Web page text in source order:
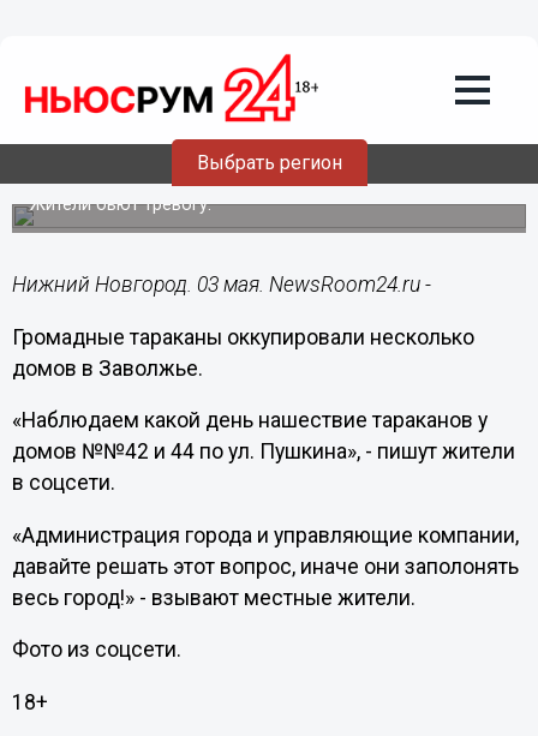
Выбрать регион
03.05.201720:33
В Заволжье наблюдается нашествие
Жители бьют тревогу.
Нижний Новгород. 03 мая. NewsRoom24.ru -
Громадные тараканы оккупировали несколько
домов в Заволжье.
«Наблюдаем какой день нашествие тараканов у
домов №№42 и 44 по ул. Пушкина», - пишут жители
в соцсети.
«Администрация города и управляющие компании,
давайте решать этот вопрос, иначе они заполонять
весь город!» - взывают местные жители.
Фото из соцсети.
18+